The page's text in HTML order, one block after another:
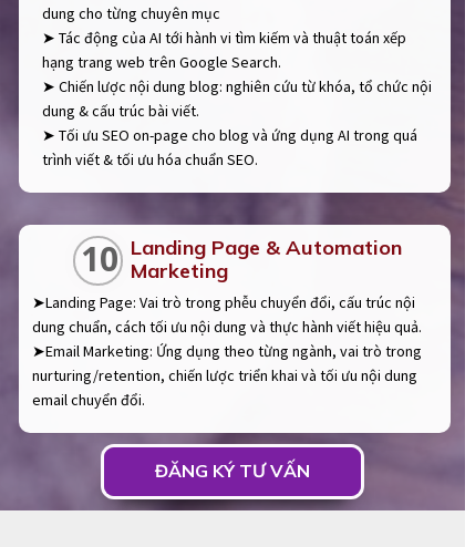
dung cho từng chuyên mục
➤ Tác động của AI tới hành vi tìm kiếm và thuật toán xếp
hạng trang web trên Google Search.
➤ Chiến lược nội dung blog: nghiên cứu từ khóa, tổ chức nội
dung & cấu trúc bài viết.
➤ Tối ưu SEO on-page cho blog và ứng dụng AI trong quá
trình viết & tối ưu hóa chuẩn SEO.
Landing Page & Automation
Marketing
➤Landing Page: Vai trò trong phễu chuyển đổi, cấu trúc nội
dung chuẩn, cách tối ưu nội dung và thực hành viết hiệu quả.
➤Email Marketing: Ứng dụng theo từng ngành, vai trò trong
nurturing/retention, chiến lược triển khai và tối ưu nội dung
email chuyển đổi.
10
ĐĂNG KÝ TƯ VẤN